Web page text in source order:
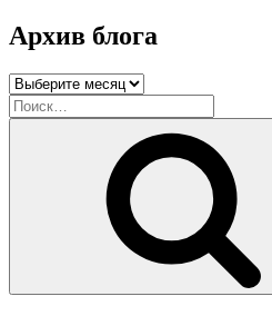
Архив блога
Архив
блога
Искать: